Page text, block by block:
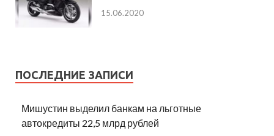
15.06.2020
ПОСЛЕДНИЕ ЗАПИСИ
Мишустин выделил банкам на льготные
автокредиты 22,5 млрд рублей